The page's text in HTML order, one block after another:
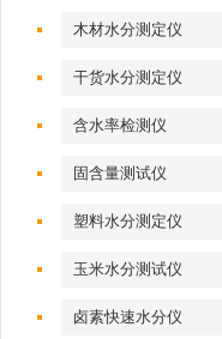
木材水分测定仪
干货水分测定仪
含水率检测仪
固含量测试仪
塑料水分测定仪
玉米水分测试仪
卤素快速水分仪